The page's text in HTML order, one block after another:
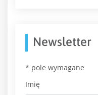
Newsletter
* pole wymagane
Imię